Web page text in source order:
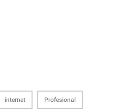
internet Profesional